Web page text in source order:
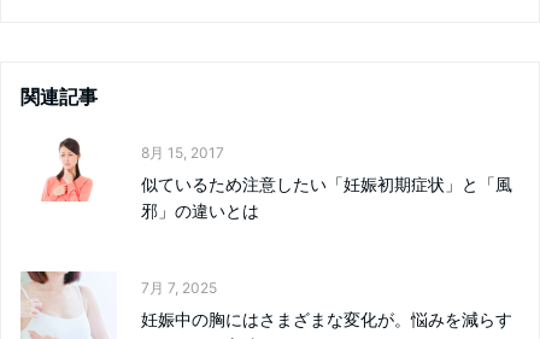
関連記事
8月 15, 2017
似ているため注意したい「妊娠初期症状」と「風
邪」の違いとは
7月 7, 2025
妊娠中の胸にはさまざまな変化が。悩みを減らす